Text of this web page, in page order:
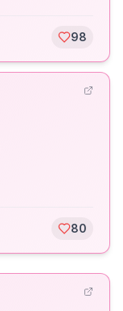
98
80